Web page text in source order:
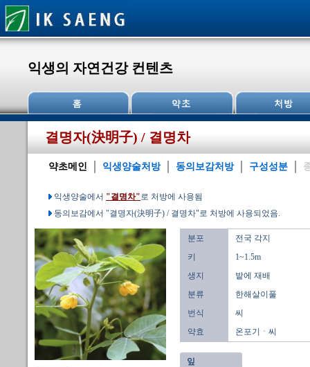
익생의 자연건강 컨텐츠
결명자(決明子) / 결명차
약초메인 익생양술처방 동의보감처방 구성성분
익생양술에서 "결명차"로 처방에 사용됨
동의보감에서 "결명자(決明子) / 결명차"로 처방에 사용되었음.
분포
전국 각지
키
1~1.5m
생지
밭에 재배
분류
한해살이풀
번식
씨
약효
온포기ㆍ씨
잎